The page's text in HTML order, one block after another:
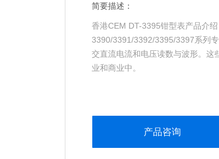
简要描述：
香港CEM DT-3395钳型表产品介
3390/3391/3392/3395/3397系列
交直流电流和电压读数与波形。这
业和商业中。
产品咨询